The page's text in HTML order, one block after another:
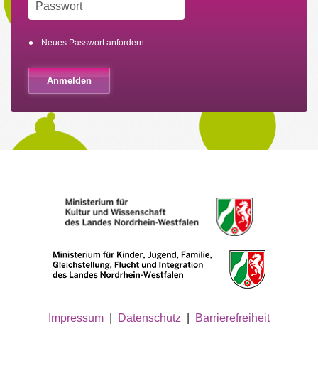
Neues Passwort anfordern
Impressum Datenschutz Barrierefreiheit